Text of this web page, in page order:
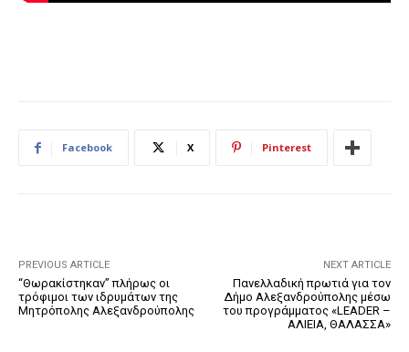
Facebook X Pinterest
PREVIOUS ARTICLE
“Θωρακίστηκαν” πλήρως οι
τρόφιμοι των ιδρυμάτων της
Μητρόπολης Αλεξανδρούπολης
NEXT ARTICLE
Πανελλαδική πρωτιά για τον
Δήμο Αλεξανδρούπολης μέσω
του προγράμματος «LEADER –
ΑΛΙΕΙΑ, ΘΑΛΑΣΣΑ»